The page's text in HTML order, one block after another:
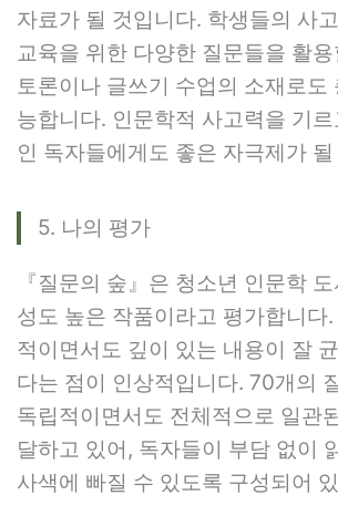
자료가 될 것입니다. 학생들의 사
교육을 위한 다양한 질문들을 활
토론이나 글쓰기 수업의 소재로도
능합니다. 인문학적 사고력을 기
인 독자들에게도 좋은 자극제가
5. 나의 평가
『질문의 숲』은 청소년 인문학
성도 높은 작품이라고 평가합니다
적이면서도 깊이 있는 내용이 잘
다는 점이 인상적입니다. 70개의
독립적이면서도 전체적으로 일관
달하고 있어, 독자들이 부담 없이
사색에 빠질 수 있도록 구성되어